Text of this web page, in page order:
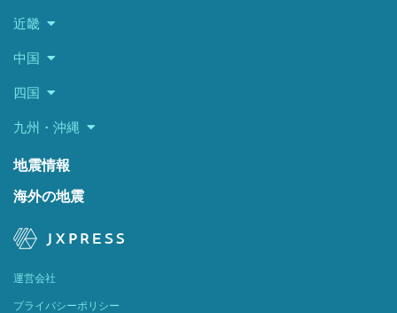
近畿
中国
四国
九州・沖縄
地震情報
海外の地震
運営会社
プライバシーポリシー